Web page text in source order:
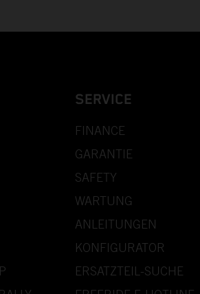
SERVICE
FINANCE
GARANTIE
SAFETY
WARTUNG
ANLEITUNGEN
KONFIGURATOR
ERSATZTEIL-SUCHE